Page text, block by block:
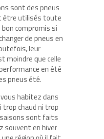
sont des pneus
être utilisés toute
bon compromis si
de pneus en
leur
moindre que celle
en été
pneus été.
habitez dans
trop chaud ni trop
sont faits
souvent en hiver